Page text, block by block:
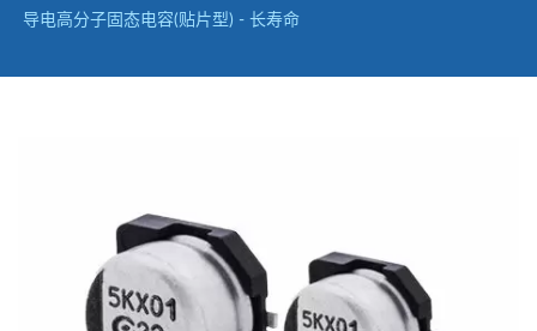
了丰富的生产经验。
导电高分子固态电容(贴片型) - 长寿命